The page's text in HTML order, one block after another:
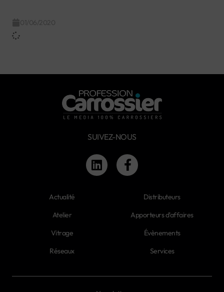
SUIVEZ-NOUS
Actualité
Atelier
Vitrage
Réseaux
Distributeurs
Apporteurs d'affaires
Évènements
Services